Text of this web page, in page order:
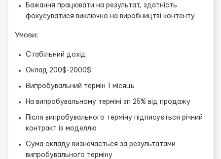
Бажання працювати на результат, здатність
фокусуватися виключно на виробництві контенту
Умови:
Стабільний дохід
Оклад 200$-2000$
Випробувальний термін 1 місяць
На випробувальному терміні зп 25% від продажу
Після випробувального терміну підписується річний
контракт із моделлю
Сума окладу визначається за результатами
випробувального терміну